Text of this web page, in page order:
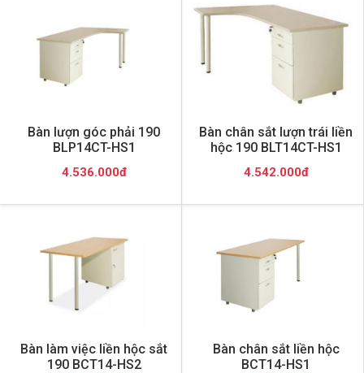
Bàn lượn góc phải 190
BLP14CT-HS1
4.536.000đ
Bàn chân sắt lượn trái liền
hộc 190 BLT14CT-HS1
4.542.000đ
Bàn làm việc liền hộc sắt
190 BCT14-HS2
Bàn chân sắt liền hộc
BCT14-HS1